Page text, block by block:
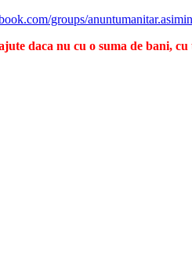
groups/
daca nu cu o suma de bani,